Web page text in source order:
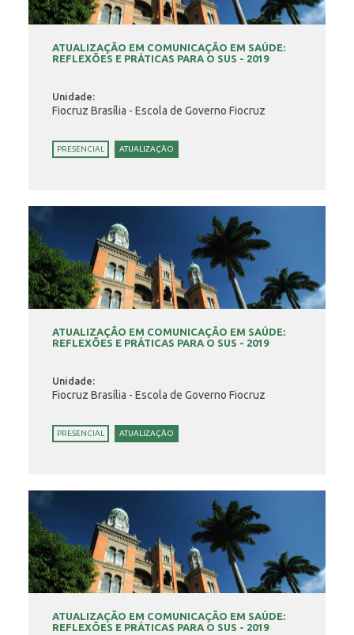
ATUALIZAÇÃO EM COMUNICAÇÃO EM SAÚDE:
REFLEXÕES E PRÁTICAS PARA O SUS - 2019
Unidade:
Fiocruz Brasília - Escola de Governo Fiocruz
PRESENCIAL ATUALIZAÇÃO
ATUALIZAÇÃO EM COMUNICAÇÃO EM SAÚDE:
REFLEXÕES E PRÁTICAS PARA O SUS - 2019
Unidade:
Fiocruz Brasília - Escola de Governo Fiocruz
PRESENCIAL ATUALIZAÇÃO
ATUALIZAÇÃO EM COMUNICAÇÃO EM SAÚDE:
REFLEXÕES E PRÁTICAS PARA O SUS - 2019